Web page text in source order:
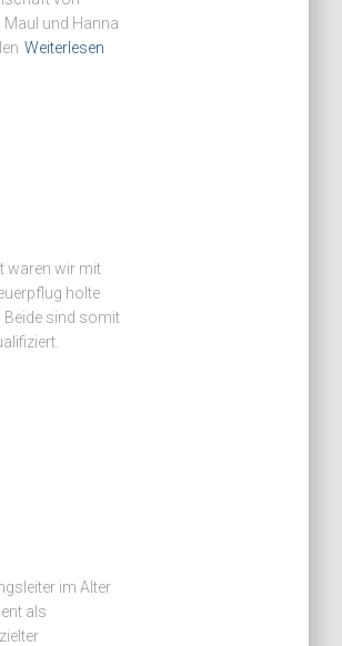
Maul und Hanna
Weiterlesen
waren wir mit
holte
Beide sind somit
im Alter
als